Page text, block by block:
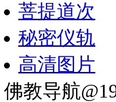
菩提道次
秘密仪轨
高清图片
佛教导航